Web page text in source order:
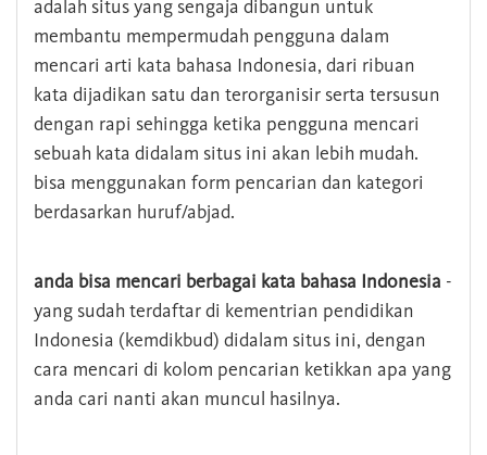
adalah situs yang sengaja dibangun untuk
membantu mempermudah pengguna dalam
mencari arti kata bahasa Indonesia, dari ribuan
kata dijadikan satu dan terorganisir serta tersusun
dengan rapi sehingga ketika pengguna mencari
sebuah kata didalam situs ini akan lebih mudah.
bisa menggunakan form pencarian dan kategori
berdasarkan huruf/abjad.
anda bisa mencari berbagai kata bahasa Indonesia -
yang sudah terdaftar di kementrian pendidikan
Indonesia (kemdikbud) didalam situs ini, dengan
cara mencari di kolom pencarian ketikkan apa yang
anda cari nanti akan muncul hasilnya.